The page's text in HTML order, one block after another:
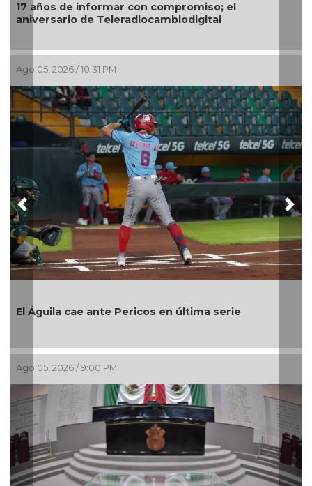
compromiso; el
en última serie
Quitan fuero a alcalde
Encabeza monseñor
Previous